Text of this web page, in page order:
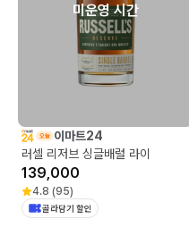
미운영 시간
이마트24
러셀 리저브 싱글배럴 라이
139,000
4.8 (95)
골라담기 할인